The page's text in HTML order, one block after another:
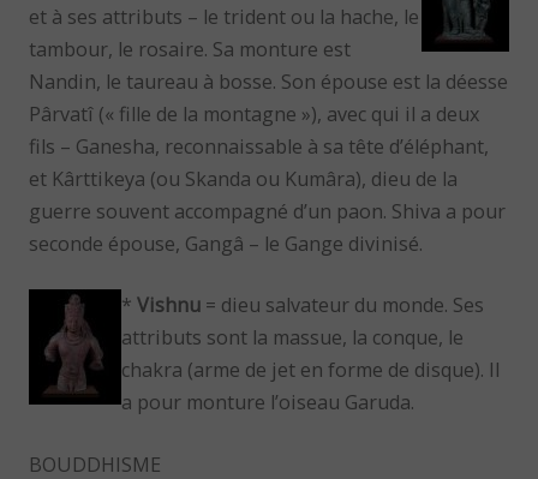
et à ses attributs – le trident ou la hache, le
tambour, le rosaire. Sa monture est
Nandin, le taureau à bosse. Son épouse est la déesse
Pârvatî (« fille de la montagne »), avec qui il a deux
fils – Ganesha, reconnaissable à sa tête d’éléphant,
et Kârttikeya (ou Skanda ou Kumâra), dieu de la
guerre souvent accompagné d’un paon. Shiva a pour
seconde épouse, Gangâ – le Gange divinisé.
*Vishnu = dieu salvateur du monde. Ses
attributs sont la massue, la conque, le
chakra (arme de jet en forme de disque). Il
a pour monture l’oiseau Garuda.
BOUDDHISME